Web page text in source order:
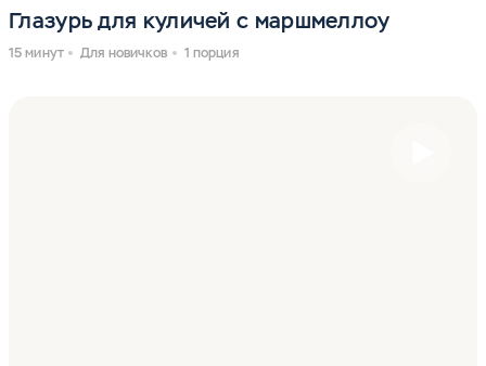
Глазурь для куличей с маршмеллоу
15 минут Для новичков 1 порция